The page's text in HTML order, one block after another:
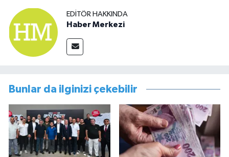
EDITÖR HAKKINDA
Haber Merkezi
Bunlar da ilginizi çekebilir